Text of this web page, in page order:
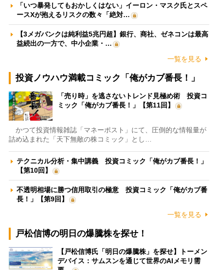
「いつ暴発してもおかしくはない」イーロン・マスク氏とスペ
ースXが抱えるリスクの数々「絶対…
【3メガバンクは純利益5兆円超】銀行、商社、ゼネコンは最高
益続出の一方で、中小企業・…
一覧を見る
投資ノウハウ満載コミック「俺がカブ番長！」
「売り時」を逃さないトレンド見極め術 投資コ
ミック「俺がカブ番長！」【第11回】
かつて投資情報雑誌「マネーポスト」にて、圧倒的な情報量が
詰め込まれた「天下無敵の株コミック」とし…
テクニカル分析・集中講義 投資コミック「俺がカブ番長！」
【第10回】
不透明相場に勝つ信用取引の極意 投資コミック「俺がカブ番
長！」【第9回】
一覧を見る
戸松信博の明日の爆騰株を探せ！
【戸松信博氏「明日の爆騰株」を探せ】トーメン
デバイス：サムスンを通じて世界のAIメモリ需